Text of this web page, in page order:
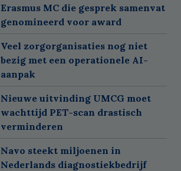
Erasmus MC die gesprek samenvat
genomineerd voor award
Veel zorgorganisaties nog niet
bezig met een operationele AI-
aanpak
Nieuwe uitvinding UMCG moet
wachttijd PET-scan drastisch
verminderen
Navo steekt miljoenen in
Nederlands diagnostiekbedrijf